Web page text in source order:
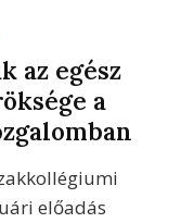
az egész
a
előadás